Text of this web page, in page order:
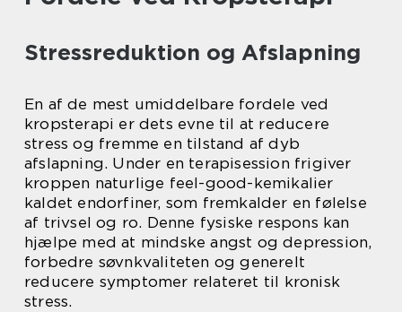
Stressreduktion og Afslapning
En af de mest umiddelbare fordele ved
kropsterapi er dets evne til at reducere
stress og fremme en tilstand af dyb
afslapning. Under en terapisession frigiver
kroppen naturlige feel-good-kemikalier
kaldet endorfiner, som fremkalder en følelse
af trivsel og ro. Denne fysiske respons kan
hjælpe med at mindske angst og depression,
forbedre søvnkvaliteten og generelt
reducere symptomer relateret til kronisk
stress.